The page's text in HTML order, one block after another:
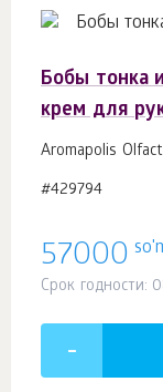
Бобы тонка
крем для
Aromapolis
#429794
57000
Срок годности: